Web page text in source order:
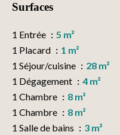
Surfaces
1 Entrée
5 m²
1 Placard
1 m²
1 Séjour/cuisine
28 m²
1 Dégagement
4 m²
1 Chambre
8 m²
1 Chambre
8 m²
1 Salle de bains
3 m²